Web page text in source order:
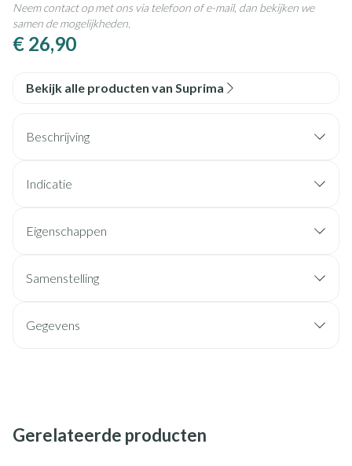
€ 26,90
Neem contact op met ons via telefoon of e-mail, dan bekijken we
samen de mogelijkheden.
Bekijk alle producten van Suprima
Beschrijving
Indicatie
Eigenschappen
Samenstelling
Gegevens
Gerelateerde producten